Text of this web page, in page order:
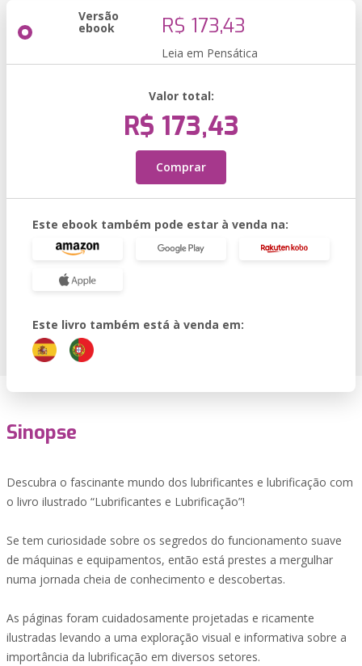
Versão
ebook R$ 173,43
Leia em Pensática
Valor total:
R$ 173,43
Comprar
Este ebook também pode estar à venda na:
Este livro também está à venda em:
Sinopse
Descubra o fascinante mundo dos lubrificantes e lubrificação com
o livro ilustrado “Lubrificantes e Lubrificação”!
Se tem curiosidade sobre os segredos do funcionamento suave
de máquinas e equipamentos, então está prestes a mergulhar
numa jornada cheia de conhecimento e descobertas.
As páginas foram cuidadosamente projetadas e ricamente
ilustradas levando a uma exploração visual e informativa sobre a
importância da lubrificação em diversos setores.